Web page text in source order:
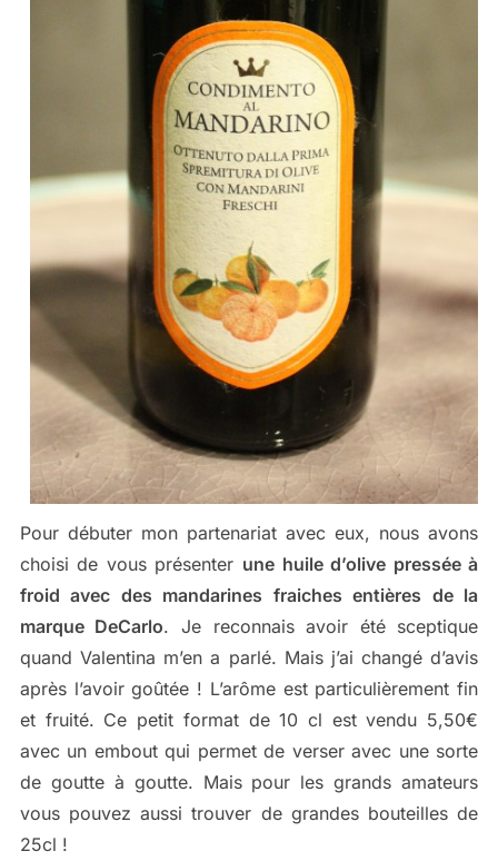
Pour débuter mon partenariat avec eux, nous avons
choisi de vous présenter une huile d’olive pressée à
froid avec des mandarines fraiches entières de la
marque DeCarlo. Je reconnais avoir été sceptique
quand Valentina m’en a parlé. Mais j’ai changé d’avis
après l’avoir goûtée ! L’arôme est particulièrement fin
et fruité. Ce petit format de 10 cl est vendu 5,50€
avec un embout qui permet de verser avec une sorte
de goutte à goutte. Mais pour les grands amateurs
vous pouvez aussi trouver de grandes bouteilles de
25cl !